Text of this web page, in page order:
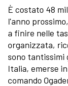
È costato 48
l'anno
a finire nelle
organizzata,
sono tantissimi
Italia, emerse
comando